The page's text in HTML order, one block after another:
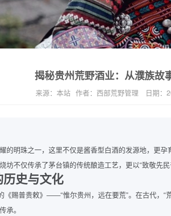
揭秘贵州荒野酒业：从濮族故
来源： 本站 作者： 西部荒野管理 日期：
的明珠之一，这里不仅是酱香型白酒的发源地，更孕
坊不仅传承了茅台镇的传统酿造工艺，更以“致敬先
历史与文化
赐普贵敕》 ——“惟尔贵州，远在要荒”。在古代， “
承。